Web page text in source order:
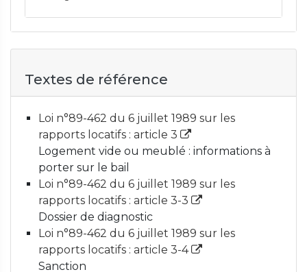
Textes de référence
Loi n°89-462 du 6 juillet 1989 sur les
rapports locatifs : article 3
Logement vide ou meublé : informations à
porter sur le bail
Loi n°89-462 du 6 juillet 1989 sur les
rapports locatifs : article 3-3
Dossier de diagnostic
Loi n°89-462 du 6 juillet 1989 sur les
rapports locatifs : article 3-4
Sanction